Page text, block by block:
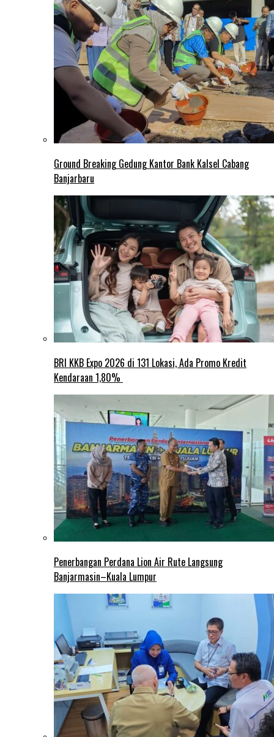
Ground Breaking Gedung Kantor Bank Kalsel Cabang
Banjarbaru
BRI KKB Expo 2026 di 131 Lokasi, Ada Promo Kredit
Kendaraan 1,80%
Penerbangan Perdana Lion Air Rute Langsung
Banjarmasin–Kuala Lumpur